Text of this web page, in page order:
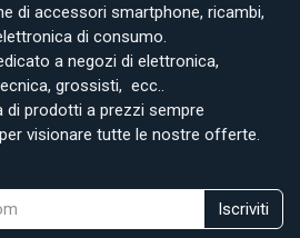
di accessori smartphone, ricambi,
di consumo.
a negozi di elettronica,
grossisti, ecc..
prodotti a prezzi sempre
visionare tutte le nostre offerte.
Iscriviti